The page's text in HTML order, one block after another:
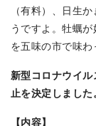
（有料）、日生
うですよ。牡蠣
を五味の市で味
新型コロナウイ
止を決定しました
【内容】